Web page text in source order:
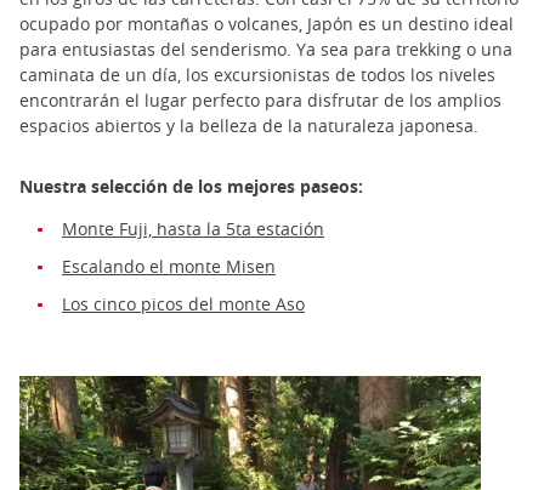
ocupado por montañas o volcanes, Japón es un destino ideal
para entusiastas del senderismo. Ya sea para trekking o una
caminata de un día, los excursionistas de todos los niveles
encontrarán el lugar perfecto para disfrutar de los amplios
espacios abiertos y la belleza de la naturaleza japonesa.
Nuestra selección de los mejores paseos:
Monte Fuji, hasta la 5ta estación
Escalando el monte Misen
Los cinco picos del monte Aso